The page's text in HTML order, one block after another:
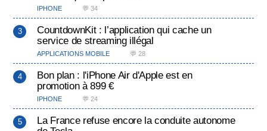
IPHONE 💬 34
CountdownKit : l’application qui cache un
service de streaming illégal
APPLICATIONS MOBILE 💬 28
Bon plan : l'iPhone Air d'Apple est en
promotion à 899 €
IPHONE 💬 24
La France refuse encore la conduite autonome